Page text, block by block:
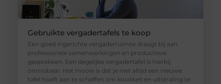
Gebruikte vergadertafels te koop
Een goed ingerichte vergaderruimte draagt bij aan
professionele samenwerkingen en productieve
gesprekken. Een degelijke vergadertafel is hierbij
onmisbaar. Het mooie is dat je niet altijd een nieuwe
tafel hoeft aan te schaffen om kwaliteit en uitstraling te